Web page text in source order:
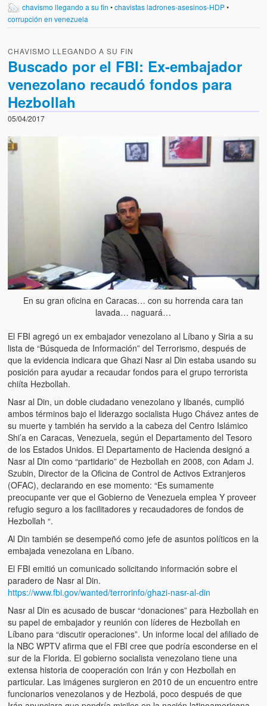
chavismo llegando a su fin •chavistas ladrones-asesinos-HDP•
corrupción en venezuela
CHAVISMO LLEGANDO A SU FIN
Buscado por el FBI: Ex-embajador
venezolano recaudó fondos para
Hezbollah
05/04/2017
En su gran oficina en Caracas… con su horrenda cara tan
lavada… naguará…
El FBI agregó un ex embajador venezolano al Líbano y Siria a su
lista de “Búsqueda de Información” del Terrorismo, después de
que la evidencia indicara que Ghazi Nasr al Din estaba usando su
posición para ayudar a recaudar fondos para el grupo terrorista
chiíta Hezbollah.
Nasr al Din, un doble ciudadano venezolano y libanés, cumplió
ambos términos bajo el liderazgo socialista Hugo Chávez antes de
su muerte y también ha servido a la cabeza del Centro Islámico
Shi’a en Caracas, Venezuela, según el Departamento del Tesoro
de los Estados Unidos. El Departamento de Hacienda designó a
Nasr al Din como “partidario” de Hezbollah en 2008, con Adam J.
Szubin, Director de la Oficina de Control de Activos Extranjeros
(OFAC), declarando en ese momento: “Es sumamente
preocupante ver que el Gobierno de Venezuela emplea Y proveer
refugio seguro a los facilitadores y recaudadores de fondos de
Hezbollah “.
Al Din también se desempeñó como jefe de asuntos políticos en la
embajada venezolana en Líbano.
El FBI emitió un comunicado solicitando información sobre el
paradero de Nasr al Din.
https://www.fbi.gov/wanted/terrorinfo/ghazi-nasr-al-din
Nasr al Din es acusado de buscar “donaciones” para Hezbollah en
su papel de embajador y reunión con líderes de Hezbollah en
Líbano para “discutir operaciones”. Un informe local del afiliado de
la NBC WPTV afirma que el FBI cree que podría esconderse en el
sur de la Florida. El gobierno socialista venezolano tiene una
extensa historia de cooperación con Irán y con Hezbollah en
particular. Las imágenes surgieron en 2010 de un encuentro entre
funcionarios venezolanos y de Hezbolá, poco después de que